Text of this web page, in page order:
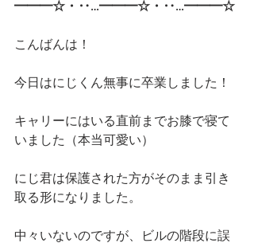
━━━☆・‥…━━━☆・‥…━━━☆
こんばんは！
今日はにじくん無事に卒業しました！
キャリーにはいる直前までお膝で寝て
いました（本当可愛い）
にじ君は保護された方がそのまま引き
取る形になりました。
中々いないのですが、ビルの階段に誤